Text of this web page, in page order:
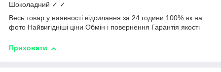
Шоколадний ✓ ✓
Весь товар у наявності відсилання за 24 години 100% як на
фото Найвигідніші ціни Обмін і повернення Гарантія якості
Приховати